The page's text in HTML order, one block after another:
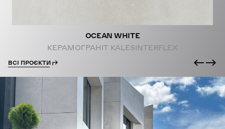
OCEAN WHITE
КЕРАМОГРАНІТ KALESINTERFLEX
ВСІ ПРОЄКТИ